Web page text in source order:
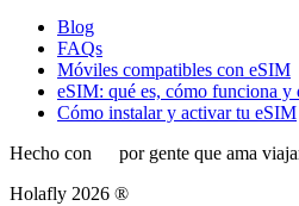
Blog
FAQs
Móviles compatibles con eSIM
eSIM: qué es, cómo funciona y
Cómo instalar y activar tu eSIM
Hecho con
por gente que ama
Holafly 2026 ®